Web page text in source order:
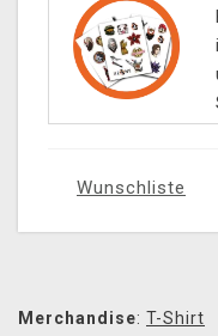
Wunschliste
Merchandise: T-Shirt